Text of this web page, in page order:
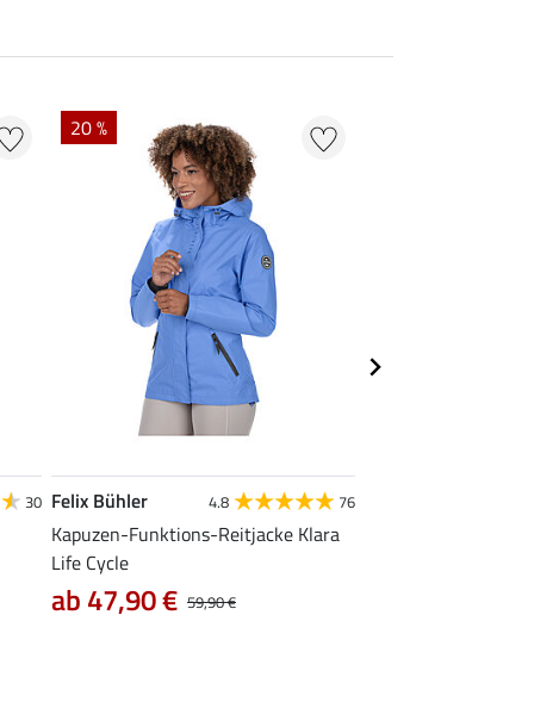
30
20 %
Felix Bühler 4.8 76
Kapuzen-Funktions-Reitjacke Klara
Life Cycle
59,90 €
ab 47,90 €